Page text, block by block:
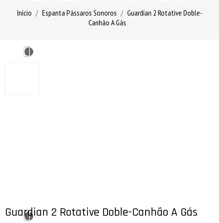
Início Espanta Pássaros Sonoros
Guardian 2 Rotative Doble-
Canhão A Gás
Guardian 2 Rotative Doble-Canhão A Gás